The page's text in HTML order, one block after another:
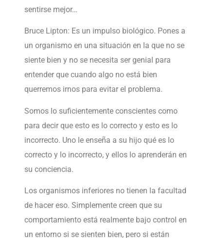
sentirse mejor…
Bruce Lipton: Es un impulso biológico. Pones a
un organismo en una situación en la que no se
siente bien y no se necesita ser genial para
entender que cuando algo no está bien
querremos irnos para evitar el problema.
Somos lo suficientemente conscientes como
para decir que esto es lo correcto y esto es lo
incorrecto. Uno le enseña a su hijo qué es lo
correcto y lo incorrecto, y ellos lo aprenderán en
su conciencia.
Los organismos inferiores no tienen la facultad
de hacer eso. Simplemente creen que su
comportamiento está realmente bajo control en
un entorno si se sienten bien, pero si están